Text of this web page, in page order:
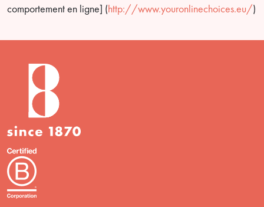
comportement en ligne] (http://www.youronlinechoices.eu/)